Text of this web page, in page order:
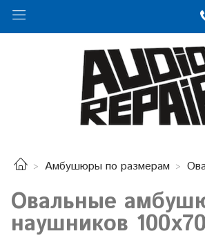
Амбушюры по размерам
Овальные
наушников